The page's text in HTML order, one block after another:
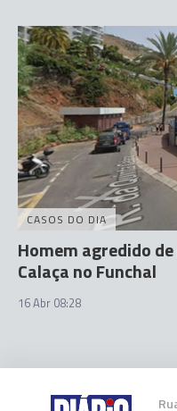
CASOS DO DIA
Homem agredido
Calaça no Funchal
16 Abr 08:28